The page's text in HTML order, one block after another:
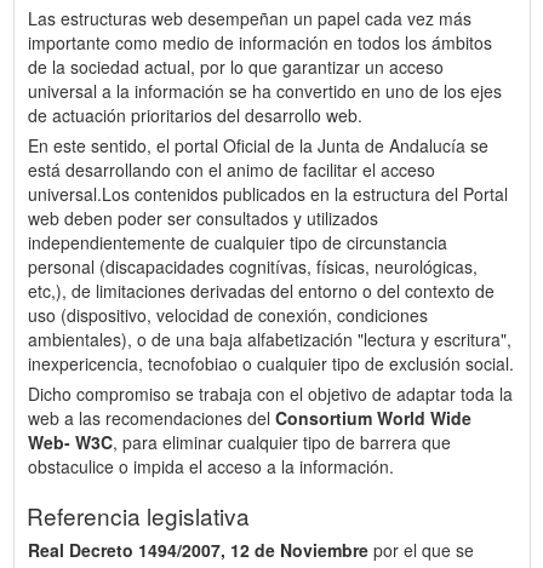
Las estructuras web desempeñan un papel cada vez más
importante como medio de información en todos los ámbitos
de la sociedad actual, por lo que garantizar un acceso
universal a la información se ha convertido en uno de los ejes
de actuación prioritarios del desarrollo web.
En este sentido, el portal Oficial de la Junta de Andalucía se
está desarrollando con el animo de facilitar el acceso
universal.Los contenidos publicados en la estructura del Portal
web deben poder ser consultados y utilizados
independientemente de cualquier tipo de circunstancia
personal (discapacidades cognitívas, físicas, neurológicas,
etc,), de limitaciones derivadas del entorno o del contexto de
uso (dispositivo, velocidad de conexión, condiciones
ambientales), o de una baja alfabetización "lectura y escritura",
inexpericencia, tecnofobiao o cualquier tipo de exclusión social.
Dicho compromiso se trabaja con el objetivo de adaptar toda la
web a las recomendaciones del Consortium World Wide
Web- W3C, para eliminar cualquier tipo de barrera que
obstaculice o impida el acceso a la información.
Referencia legislativa
Real Decreto 1494/2007, 12 de Noviembre por el que se